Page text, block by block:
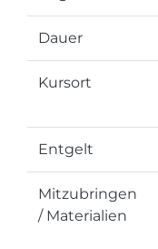
Dauer
Kursort
Entgelt
Mitzubringen
/ Materialien